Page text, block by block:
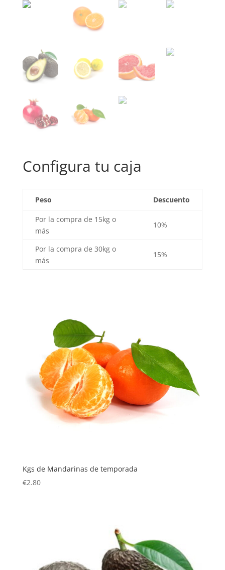
Configura tu caja
Peso Descuento
Por la compra de 15kg o
más
10%
Por la compra de 30kg o
más
15%
Kgs de Mandarinas de temporada
€2.80